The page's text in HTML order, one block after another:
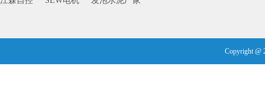
Copyright @